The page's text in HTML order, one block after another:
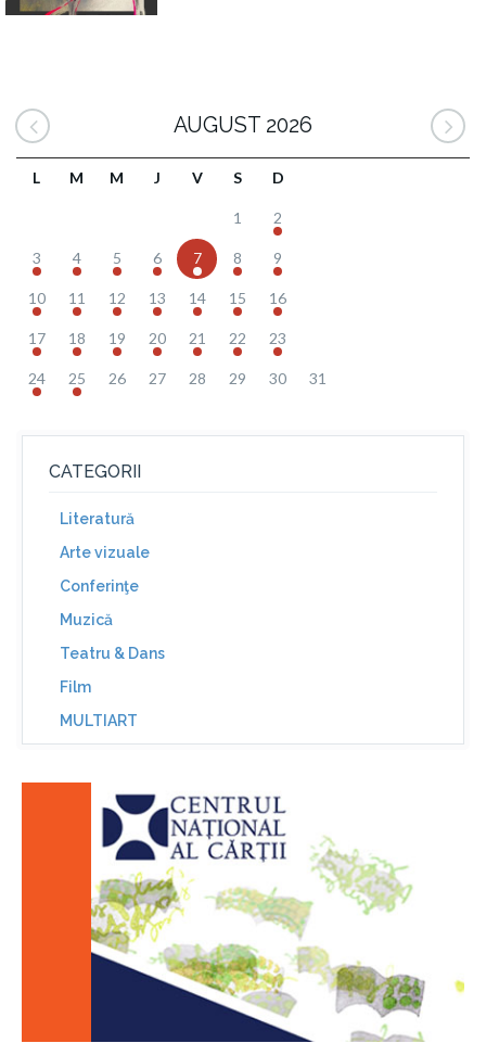
AUGUST 2026
L M M J V S D
1 2
3 4 5 6 7 8 9
10 11 12 13 14 15 16
17 18 19 20 21 22 23
24 25 26 27 28 29 30 31
CATEGORII
Literatură
Arte vizuale
Conferinţe
Muzică
Teatru & Dans
Film
MULTIART